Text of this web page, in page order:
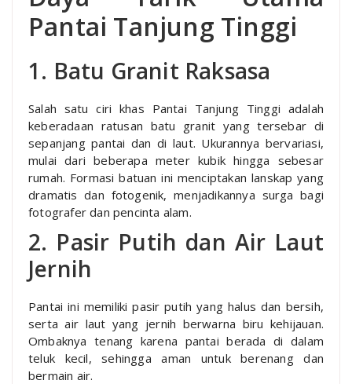
Pantai Tanjung Tinggi
1. Batu Granit Raksasa
Salah satu ciri khas Pantai Tanjung Tinggi adalah
keberadaan ratusan batu granit yang tersebar di
sepanjang pantai dan di laut. Ukurannya bervariasi,
mulai dari beberapa meter kubik hingga sebesar
rumah. Formasi batuan ini menciptakan lanskap yang
dramatis dan fotogenik, menjadikannya surga bagi
fotografer dan pencinta alam.
2. Pasir Putih dan Air Laut
Jernih
Pantai ini memiliki pasir putih yang halus dan bersih,
serta air laut yang jernih berwarna biru kehijauan.
Ombaknya tenang karena pantai berada di dalam
teluk kecil, sehingga aman untuk berenang dan
bermain air.